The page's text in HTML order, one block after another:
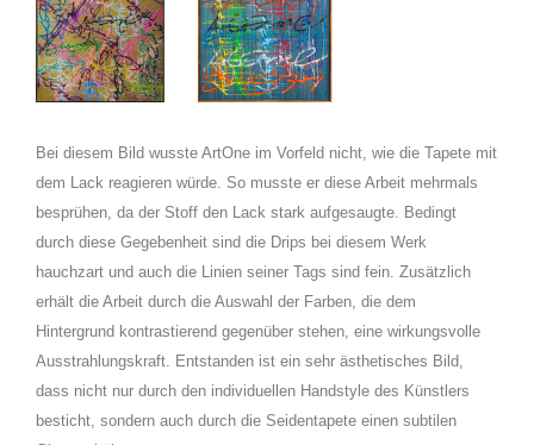
Bei diesem Bild wusste ArtOne im Vorfeld nicht, wie die Tapete mit
dem Lack reagieren würde. So musste er diese Arbeit mehrmals
besprühen, da der Stoff den Lack stark aufgesaugte. Bedingt
durch diese Gegebenheit sind die Drips bei diesem Werk
hauchzart und auch die Linien seiner Tags sind fein. Zusätzlich
erhält die Arbeit durch die Auswahl der Farben, die dem
Hintergrund kontrastierend gegenüber stehen, eine wirkungsvolle
Ausstrahlungskraft. Entstanden ist ein sehr ästhetisches Bild,
dass nicht nur durch den individuellen Handstyle des Künstlers
besticht, sondern auch durch die Seidentapete einen subtilen